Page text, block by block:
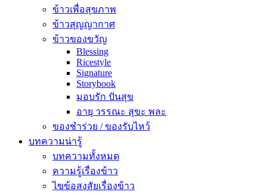
ข้าวเพื่อสุขภาพ
ข้าวสุญญากาศ
ข้าวของขวัญ
Blessing
Ricestyle
Signature
Storybook
มอบรัก ปันสุข
อายุ วรรณะ สุขะ พละ
ของชำร่วย / ของรับไหว้
บทความน่ารู้
บทความทั้งหมด
ความรู้เรื่องข้าว
ไขข้อสงสัยเรื่องข้าว